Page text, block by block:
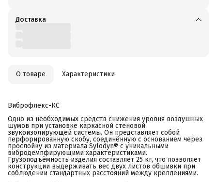
Доставка
О товаре Характеристики
Виброфлекс-КС
Одно из необходимых средств снижения уровня воздушных
шумов при установке каркасной стеновой
звукоизолирующей системы. Он представляет собой
перфорированную скобу, соединённую с основанием через
прослойку из материала Sylodyn® с уникальными
вибродемпфирующими характеристиками.
Грузоподъёмность изделия составляет 25 кг, что позволяет
конструкции выдерживать вес двух листов обшивки при
соблюдении стандартных расстояний между креплениями.